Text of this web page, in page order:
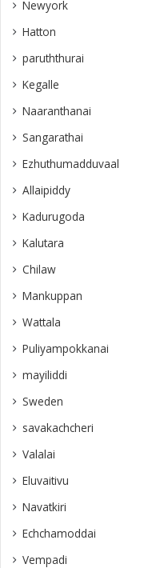
Newyork
Hatton
paruththurai
Kegalle
Naaranthanai
Sangarathai
Ezhuthumadduvaal
Allaipiddy
Kadurugoda
Kalutara
Chilaw
Mankuppan
Wattala
Puliyampokkanai
mayiliddi
Sweden
savakachcheri
Valalai
Eluvaitivu
Navatkiri
Echchamoddai
Vempadi